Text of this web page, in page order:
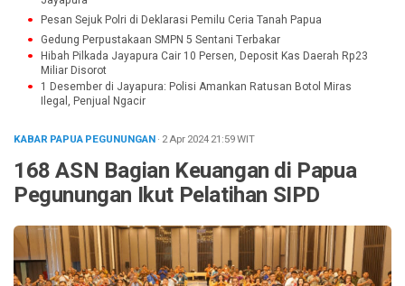
Pesan Sejuk Polri di Deklarasi Pemilu Ceria Tanah Papua
Gedung Perpustakaan SMPN 5 Sentani Terbakar
Hibah Pilkada Jayapura Cair 10 Persen, Deposit Kas Daerah Rp23
Miliar Disorot
1 Desember di Jayapura: Polisi Amankan Ratusan Botol Miras
Ilegal, Penjual Ngacir
KABAR PAPUA PEGUNUNGAN· 2 Apr 202421:59WIT
168 ASN Bagian Keuangan di Papua
Pegunungan Ikut Pelatihan SIPD